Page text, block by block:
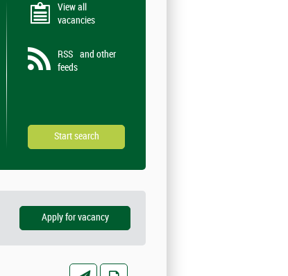
View all
vacancies
RSS and other
feeds